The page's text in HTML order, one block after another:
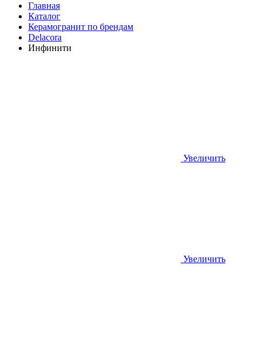
Главная
Каталог
Керамогранит по брендам
Delacora
Инфинити
Увеличить
Увеличить